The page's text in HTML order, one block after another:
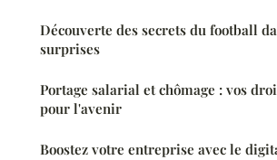
Découverte des secrets du football
surprises
Portage salarial et chômage : vos
pour l'avenir
Boostez votre entreprise avec le